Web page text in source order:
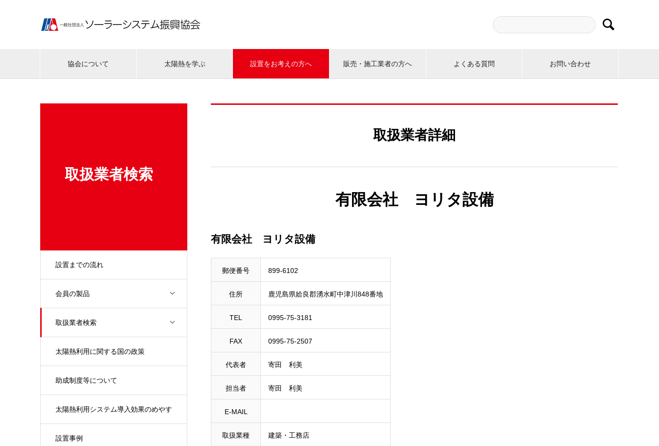

協会について 太陽熱を学ぶ 設置をお考えの方へ 販売・施工業者の方へ よくある質問 お問い合わせ
取扱業者検索
設置までの流れ
会員の製品
取扱業者検索
太陽熱利用に関する国の政策
助成制度等について
太陽熱利用システム導入効果のめやす
設置事例
取扱業者詳細
有限会社 ヨリタ設備
有限会社 ヨリタ設備
郵便番号 899-6102
住所 鹿児島県姶良郡湧水町中津川848番地
TEL 0995-75-3181
FAX 0995-75-2507
代表者 寄田 利美
担当者 寄田 利美
E-MAIL
取扱業種 建築・工務店